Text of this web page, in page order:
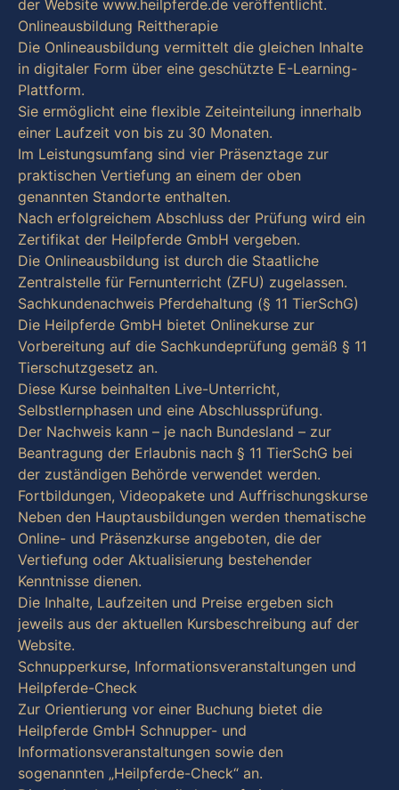
der Website www.heilpferde.de veröffentlicht.
Onlineausbildung Reittherapie
Die Onlineausbildung vermittelt die gleichen Inhalte
in digitaler Form über eine geschützte E-Learning-
Plattform.
Sie ermöglicht eine flexible Zeiteinteilung innerhalb
einer Laufzeit von bis zu 30 Monaten.
Im Leistungsumfang sind vier Präsenztage zur
praktischen Vertiefung an einem der oben
genannten Standorte enthalten.
Nach erfolgreichem Abschluss der Prüfung wird ein
Zertifikat der Heilpferde GmbH vergeben.
Die Onlineausbildung ist durch die Staatliche
Zentralstelle für Fernunterricht (ZFU) zugelassen.
Sachkundenachweis Pferdehaltung (§ 11 TierSchG)
Die Heilpferde GmbH bietet Onlinekurse zur
Vorbereitung auf die Sachkundeprüfung gemäß § 11
Tierschutzgesetz an.
Diese Kurse beinhalten Live-Unterricht,
Selbstlernphasen und eine Abschlussprüfung.
Der Nachweis kann – je nach Bundesland – zur
Beantragung der Erlaubnis nach § 11 TierSchG bei
der zuständigen Behörde verwendet werden.
Fortbildungen, Videopakete und Auffrischungskurse
Neben den Hauptausbildungen werden thematische
Online- und Präsenzkurse angeboten, die der
Vertiefung oder Aktualisierung bestehender
Kenntnisse dienen.
Die Inhalte, Laufzeiten und Preise ergeben sich
jeweils aus der aktuellen Kursbeschreibung auf der
Website.
Schnupperkurse, Informationsveranstaltungen und
Heilpferde-Check
Zur Orientierung vor einer Buchung bietet die
Heilpferde GmbH Schnupper- und
Informationsveranstaltungen sowie den
sogenannten „Heilpferde-Check“ an.